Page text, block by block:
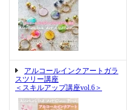
アルコールインクアートガラ
スツリー講座
＜スキルアップ講座vol.6＞